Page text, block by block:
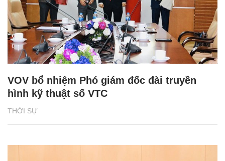
THỜI SỰ
VOV bổ nhiệm Phó giám đốc đài truyền
hình kỹ thuật số VTC